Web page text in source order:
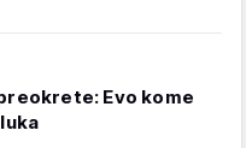
Evo kome